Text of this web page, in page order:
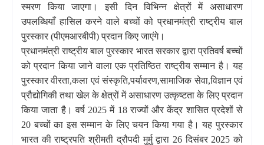
स्मरण किया जाएगा। इसी दिन विभिन्न क्षेत्रों में असाधारण
उपलब्धियाँ हासिल करने वाले बच्चों को प्रधानमंत्री राष्ट्रीय बाल
पुरस्कार (पीएमआरबीपी) प्रदान किए जाएंगे।
प्रधानमंत्री राष्ट्रीय बाल पुरस्कार भारत सरकार द्वारा प्रतिवर्ष बच्चों
को प्रदान किया जाने वाला एक प्रतिष्ठित राष्ट्रीय सम्मान है। यह
पुरस्कार वीरता,कला एवं संस्कृति,पर्यावरण,सामाजिक सेवा,विज्ञान एवं
प्रौद्योगिकी तथा खेल के क्षेत्रों में असाधारण उत्कृष्टता के लिए प्रदान
किया जाता है। वर्ष 2025 में 18 राज्यों और केंद्र शासित प्रदेशों से
20 बच्चों का इस सम्मान के लिए चयन किया गया है। यह पुरस्कार
भारत की राष्ट्रपति श्रीमती द्रौपदी मुर्मु द्वारा 26 दिसंबर 2025 को